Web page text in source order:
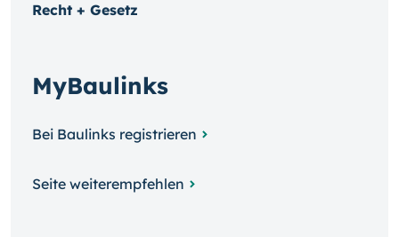
Recht + Gesetz
MyBaulinks
Bei Baulinks registrieren
Seite weiterempfehlen